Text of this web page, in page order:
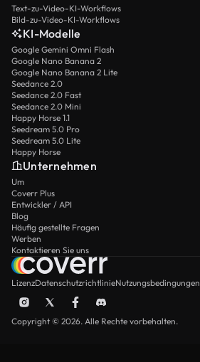
Text-zu-Video-KI-Workflows
Bild-zu-Video-KI-Workflows
KI-Modelle
Google Gemini Omni Flash
Google Nano Banana 2
Google Nano Banana 2 Lite
Seedance 2.0
Seedance 2.0 Fast
Seedance 2.0 Mini
Happy Horse 1.1
Seedream 5.0 Pro
Seedream 5.0 Lite
Happy Horse
Unternehmen
Um
Coverr Plus
Entwickler / API
Blog
Häufig gestellte Fragen
Werben
Kontaktieren Sie uns
LizenzDatenschutzrichtlinieNutzungsbedingungen
Copyright © 2026. Alle Rechte vorbehalten.